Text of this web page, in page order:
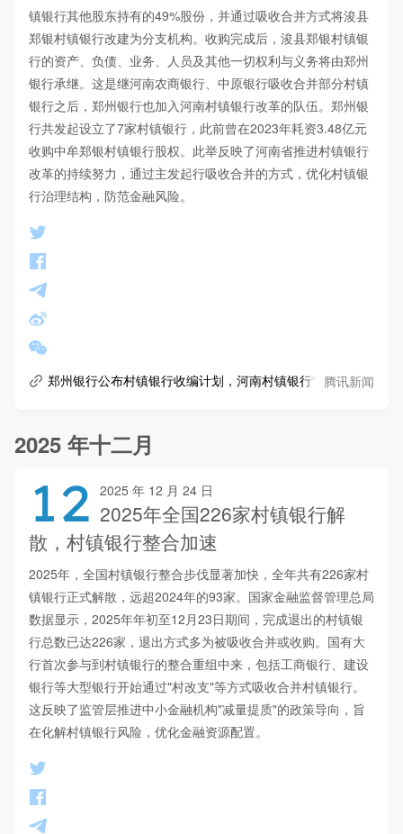
镇银行其他股东持有的49%股份，并通过吸收合并方式将浚县
郑银村镇银行改建为分支机构。收购完成后，浚县郑银村镇银
行的资产、负债、业务、人员及其他一切权利与义务将由郑州
银行承继。这是继河南农商银行、中原银行吸收合并部分村镇
银行之后，郑州银行也加入河南村镇银行改革的队伍。郑州银
行共发起设立了7家村镇银行，此前曾在2023年耗资3.48亿元
收购中牟郑银村镇银行股权。此举反映了河南省推进村镇银行
改革的持续努力，通过主发起行吸收合并的方式，优化村镇银
行治理结构，防范金融风险。
郑州银行公布村镇银行收编计划，河南村镇银行“渐进式”改革推
腾讯新闻
2025 年十二月
12 2025 年 12 月 24 日
2025年全国226家村镇银行解
散，村镇银行整合加速
2025年，全国村镇银行整合步伐显著加快，全年共有226家村
镇银行正式解散，远超2024年的93家。国家金融监督管理总局
数据显示，2025年年初至12月23日期间，完成退出的村镇银
行总数已达226家，退出方式多为被吸收合并或收购。国有大
行首次参与到村镇银行的整合重组中来，包括工商银行、建设
银行等大型银行开始通过"村改支"等方式吸收合并村镇银行。
这反映了监管层推进中小金融机构"减量提质"的政策导向，旨
在化解村镇银行风险，优化金融资源配置。